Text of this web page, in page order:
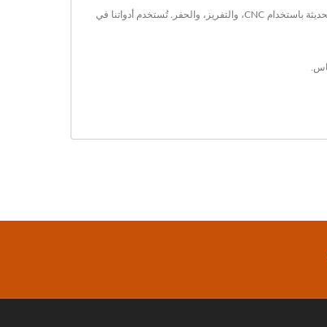
نحن نعمل من منشأتنا المعتمدة من ISO في تايوان، حيث نجمع بين تقنيات التلبيد المتقدمة مع رقابة صارمة على الجودة لضمان أن كل إدخال يلبي متطلبات عمليات التشغيل الحديثة باستخدام CNC، والتفريز، والحفر. تُستخدم أدواتنا في